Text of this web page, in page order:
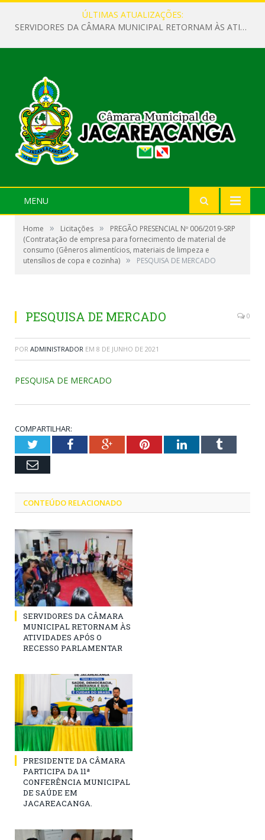
ÚLTIMAS ATUALIZAÇÕES:
SERVIDORES DA CÂMARA MUNICIPAL RETORNAM ÀS ATIVIDADES APÓS O RECESSO PARLAMENTAR
MENU
Home » Licitações »
PREGÃO PRESENCIAL Nº 006/2019-SRP
(Contratação de empresa para fornecimento de material de
consumo (Gêneros alimentícios, materiais de limpeza e
utensílios de copa e cozinha) » PESQUISA DE MERCADO
PESQUISA DE MERCADO 0
POR ADMINISTRADOR EM 8 DE JUNHO DE 2021
PESQUISA DE MERCADO
COMPARTILHAR:
TwitterFacebookGoogle+PinterestLinkedInTumblr
Email
CONTEÚDO RELACIONADO
SERVIDORES DA CÂMARA
MUNICIPAL RETORNAM ÀS
ATIVIDADES APÓS O
RECESSO PARLAMENTAR
PRESIDENTE DA CÂMARA
PARTICIPA DA 11ª
CONFERÊNCIA MUNICIPAL
DE SAÚDE EM
JACAREACANGA.